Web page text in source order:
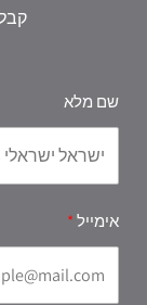
שם מלא
אימייל